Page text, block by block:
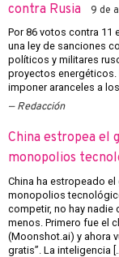
contra Rusia
9 de
Por 86 votos contra 11
una ley de sanciones
políticos y militares
proyectos energéticos.
imponer aranceles a
Redacción
China estropea el
monopolios
China ha estropeado
monopolios
competir, no hay
menos. Primero fue el
(Moonshot.ai) y ahora
gratis”. La inteligencia […]